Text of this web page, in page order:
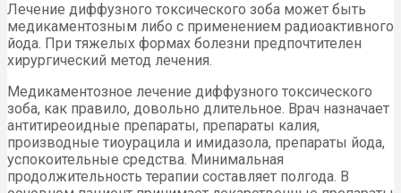
Лечение диффузного токсического зоба может быть
медикаментозным либо с применением радиоактивного
йода. При тяжелых формах болезни предпочтителен
хирургический метод лечения.
Медикаментозное лечение диффузного токсического
зоба, как правило, довольно длительное. Врач назначает
антитиреоидные препараты, препараты калия,
производные тиоурацила и имидазола, препараты йода,
успокоительные средства. Минимальная
продолжительность терапии составляет полгода. В